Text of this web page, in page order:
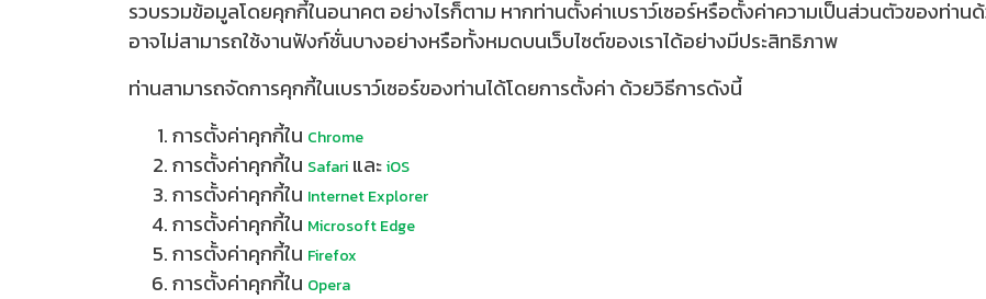
รวบรวมข้อมูลโดยคุกกี้ในอนาคต อย่างไรก็ตาม หากท่านตั้งค่าเบราว์เซอร์หรือตั้งค่าความเป็นส่วนตัวของท่า
อาจไม่สามารถใช้งานฟังก์ชั่นบางอย่างหรือทั้งหมดบนเว็บไซต์ของเราได้อย่างมีประสิทธิภาพ
ท่านสามารถจัดการคุกกี้ในเบราว์เซอร์ของท่านได้โดยการตั้งค่า ด้วยวิธีการดังนี้
การตั้งค่าคุกกี้ใน Chrome
การตั้งค่าคุกกี้ใน Safari และiOS
การตั้งค่าคุกกี้ใน Internet Explorer
การตั้งค่าคุกกี้ใน Microsoft Edge
การตั้งค่าคุกกี้ใน Firefox
การตั้งค่าคุกกี้ใน Opera